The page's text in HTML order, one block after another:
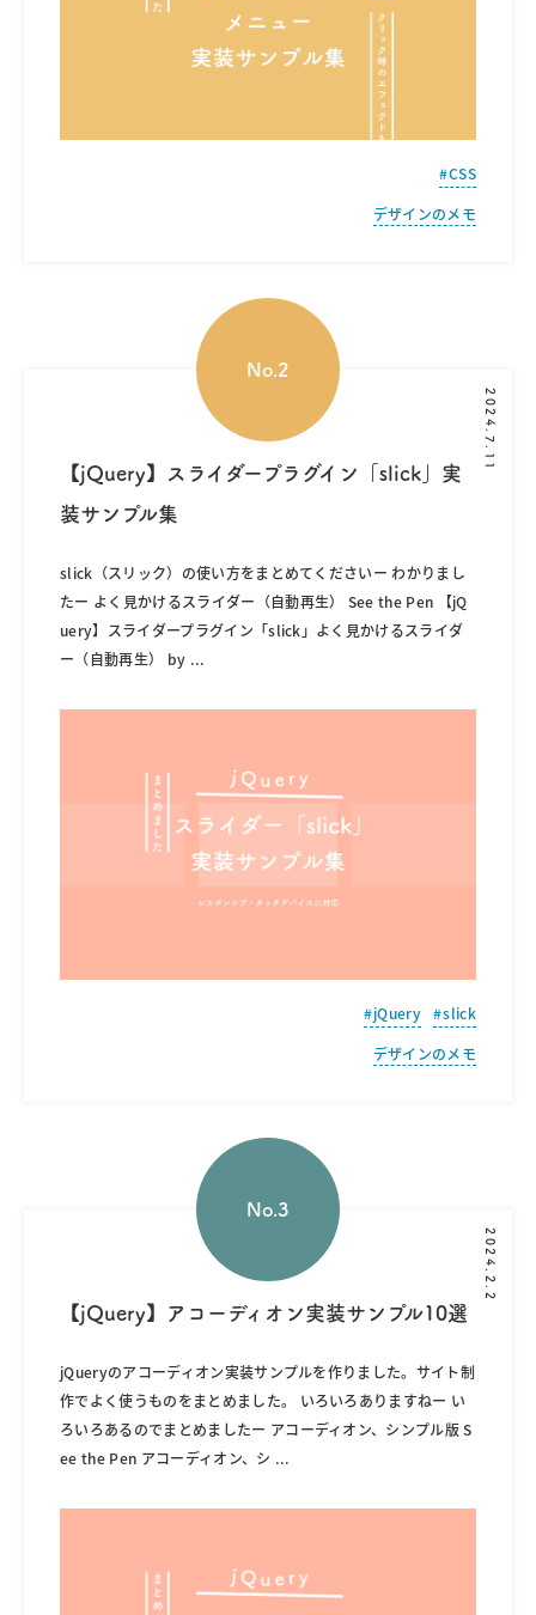
CSS
デザインのメモ
2024.7.11
【jQuery】スライダープラグイン「slick」実
装サンプル集
slick（スリック）の使い方をまとめてくださいー わかりまし
たー よく見かけるスライダー（自動再生） See the Pen 【jQ
uery】スライダープラグイン「slick」よく見かけるスライダ
ー（自動再生） by ...
jQuery
slick
デザインのメモ
2024.2.2
【jQuery】アコーディオン実装サンプル10選
jQueryのアコーディオン実装サンプルを作りました。サイト制
作でよく使うものをまとめました。 いろいろありますねー い
ろいろあるのでまとめましたー アコーディオン、シンプル版 S
ee the Pen アコーディオン、シ ...